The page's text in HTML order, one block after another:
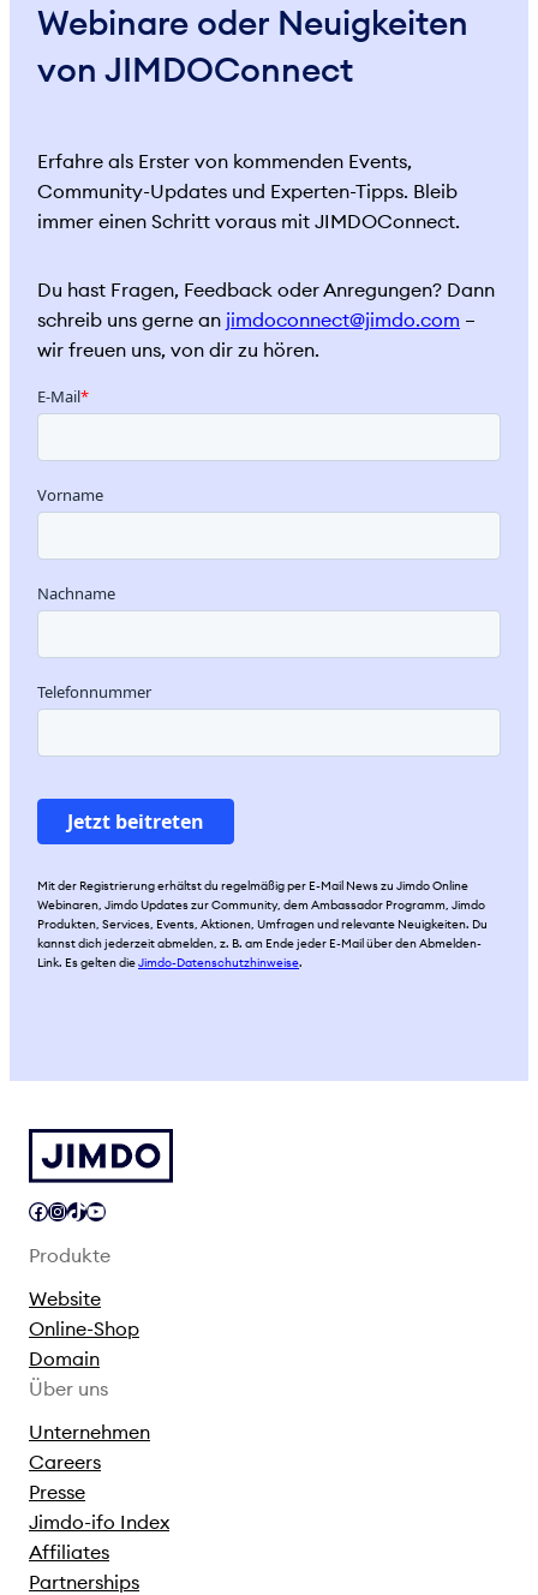
Webinare oder Neuigkeiten
von JIMDOConnect
Erfahre als Erster von kommenden Events,
Community-Updates und Experten-Tipps. Bleib
immer einen Schritt voraus mit JIMDOConnect.
Du hast Fragen, Feedback oder Anregungen? Dann
schreib uns gerne an jimdoconnect@jimdo.com –
wir freuen uns, von dir zu hören.
Mit der Registrierung erhältst du regelmäßig per E-Mail News zu Jimdo Online
Webinaren, Jimdo Updates zur Community, dem Ambassador Programm, Jimdo
Produkten, Services, Events, Aktionen, Umfragen und relevante Neuigkeiten. Du
kannst dich jederzeit abmelden, z. B. am Ende jeder E-Mail über den Abmelden-
Link. Es gelten dieJimdo-Datenschutzhinweise.
Facebook InstagramTikTok YouTube
Produkte
Website
Online-Shop
Domain
Über uns
Unternehmen
Careers
Presse
Jimdo-ifo Index
Affiliates
Partnerships